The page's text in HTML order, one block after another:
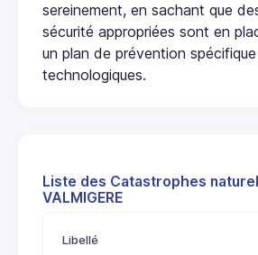
sereinement, en sachant que
sécurité appropriées sont en
un plan de prévention
technologiques.
Liste des Catastrophes
VALMIGERE
Libellé